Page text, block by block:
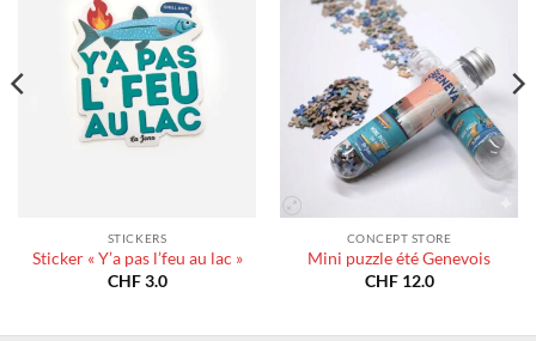
STICKERS
Sticker « Y’a pas l’feu au lac »
CHF3.0
CONCEPT STORE
Mini puzzle été Genevois
CHF12.0